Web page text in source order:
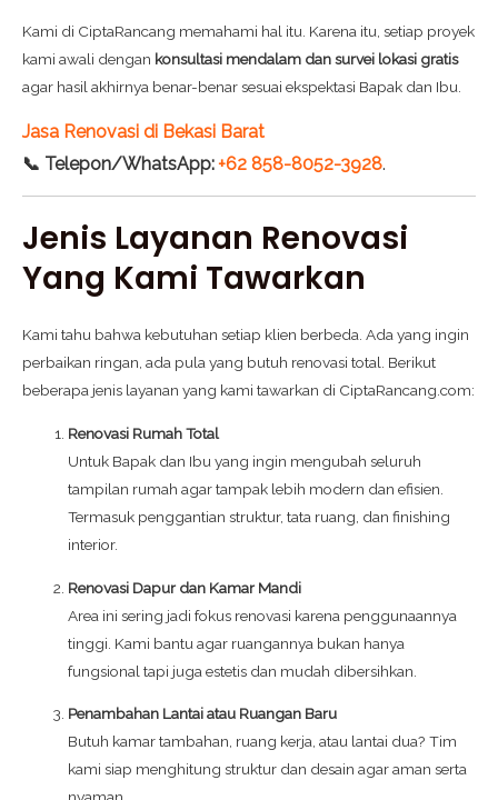
Kami di CiptaRancang memahami hal itu. Karena itu, setiap proyek
kami awali dengan konsultasi mendalam dan survei lokasi gratis
agar hasil akhirnya benar-benar sesuai ekspektasi Bapak dan Ibu.
Jasa Renovasi di Bekasi Barat
📞 Telepon/WhatsApp:+62 858-8052-3928.
Jenis Layanan Renovasi
Yang Kami Tawarkan
Kami tahu bahwa kebutuhan setiap klien berbeda. Ada yang ingin
perbaikan ringan, ada pula yang butuh renovasi total. Berikut
beberapa jenis layanan yang kami tawarkan di CiptaRancang.com:
Renovasi Rumah Total
Untuk Bapak dan Ibu yang ingin mengubah seluruh
tampilan rumah agar tampak lebih modern dan efisien.
Termasuk penggantian struktur, tata ruang, dan finishing
interior.
Renovasi Dapur dan Kamar Mandi
Area ini sering jadi fokus renovasi karena penggunaannya
tinggi. Kami bantu agar ruangannya bukan hanya
fungsional tapi juga estetis dan mudah dibersihkan.
Penambahan Lantai atau Ruangan Baru
Butuh kamar tambahan, ruang kerja, atau lantai dua? Tim
kami siap menghitung struktur dan desain agar aman serta